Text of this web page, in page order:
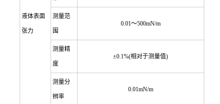
液体表面
张力
测量范
围
0.01～500mN/m
测量精
度
±0.1%(相对于测量值)
测量分
辨率
0.01mN/m